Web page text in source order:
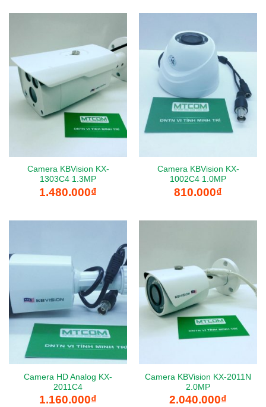
Camera KBVision KX-
1303C4 1.3MP
1.480.000₫
Camera KBVision KX-
1002C4 1.0MP
810.000₫
Camera HD Analog KX-
2011C4
1.160.000₫
Camera KBVision KX-2011N
2.0MP
2.040.000₫